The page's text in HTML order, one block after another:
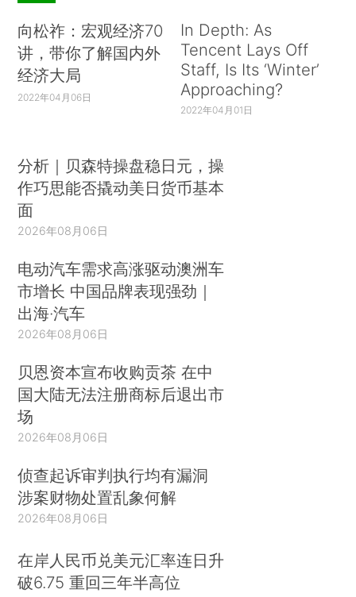
向松祚：宏观经济70
讲，带你了解国内外
经济大局
2022年04月06日
In Depth: As
Tencent Lays Off
Staff, Is Its ‘Winter’
Approaching?
2022年04月01日
分析｜贝森特操盘稳日元，操
作巧思能否撬动美日货币基本
面
2026年08月06日
电动汽车需求高涨驱动澳洲车
市增长 中国品牌表现强劲｜
出海·汽车
2026年08月06日
贝恩资本宣布收购贡茶 在中
国大陆无法注册商标后退出市
场
2026年08月06日
侦查起诉审判执行均有漏洞
涉案财物处置乱象何解
2026年08月06日
在岸人民币兑美元汇率连日升
破6.75 重回三年半高位